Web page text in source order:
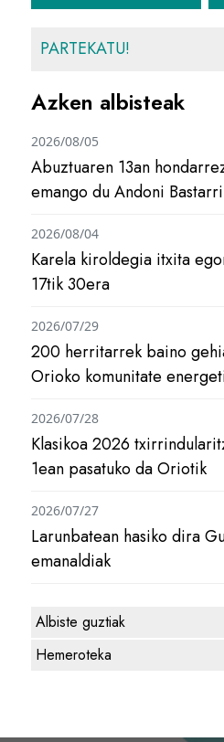
PARTEKATU!
Azken albisteak
Abuztuaren 13an
emango du Andoni
2026/08/05
Karela kiroldegia itxita
17tik 30era
2026/08/04
200 herritarrek baino
Orioko komunitate
2026/07/29
Klasikoa 2026
1ean pasatuko da Oriotik
2026/07/28
Larunbatean hasiko dira
emanaldiak
2026/07/27
Albiste guztiak
Hemeroteka